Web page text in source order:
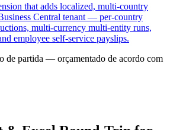
that adds localized, multi-country
Central tenant — per-country
multi-currency multi-entity runs,
employee self-service payslips.
de partida — orçamentado de acordo com